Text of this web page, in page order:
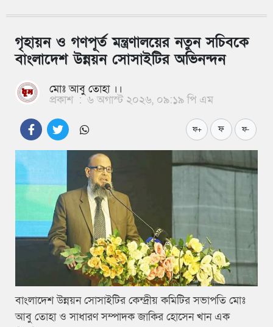
গৃহায়ন ও গণপূর্ত মন্ত্রণালয়ের নতুন সচিবকে
বাংলাদেশ উন্নয়ন সোসাইটির অভিনন্দন
মোঃ আবু তোহা ।।
প্রকাশ : ৬ অগাস্ট ২০২৬, ০৯:১৯ পি এম
ফ+ ফ ফ-
বাংলাদেশ উন্নয়ন সোসাইটির কেন্দ্রীয় কমিটির সভাপতি মোঃ
আবু তোহা ও সাধারণ সম্পাদক জাকির হোসেন খান এক